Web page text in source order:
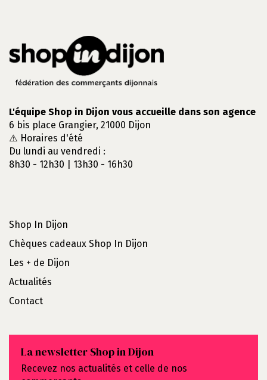
L'équipe Shop in Dijon vous accueille dans son agence
6 bis place Grangier, 21000 Dijon
⚠️ Horaires d'été
Du lundi au vendredi :
8h30 - 12h30 | 13h30 - 16h30
Shop In Dijon
Chèques cadeaux Shop In Dijon
Les + de Dijon
Actualités
Contact
La newsletter Shop in Dijon
Recevez nos actualités et celle de nos